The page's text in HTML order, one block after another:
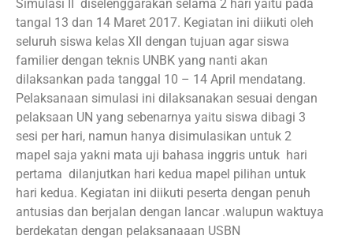
Simulasi II diselenggarakan selama 2 hari yaitu pada
tangal 13 dan 14 Maret 2017. Kegiatan ini diikuti oleh
seluruh siswa kelas XII dengan tujuan agar siswa
familier dengan teknis UNBK yang nanti akan
dilaksankan pada tanggal 10 – 14 April mendatang.
Pelaksanaan simulasi ini dilaksanakan sesuai dengan
pelaksaan UN yang sebenarnya yaitu siswa dibagi 3
sesi per hari, namun hanya disimulasikan untuk 2
mapel saja yakni mata uji bahasa inggris untuk hari
pertama dilanjutkan hari kedua mapel pilihan untuk
hari kedua. Kegiatan ini diikuti peserta dengan penuh
antusias dan berjalan dengan lancar .walupun waktuya
berdekatan dengan pelaksanaaan USBN